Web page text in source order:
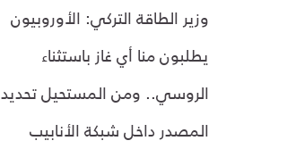
وزير الطاقة التركي: الأوروبيون
يطلبون منا أي غاز باستثناء
الروسي.. ومن المستحيل تحديد
المصدر داخل شبكة الأنابيب